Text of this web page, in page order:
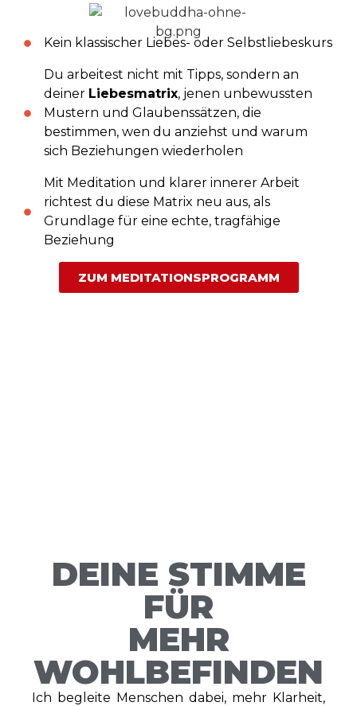
Kein klassischer Liebes- oder Selbstliebeskurs
Du arbeitest nicht mit Tipps, sondern an
deiner Liebesmatrix, jenen unbewussten
Mustern und Glaubenssätzen, die
bestimmen, wen du anziehst und warum
sich Beziehungen wiederholen
Mit Meditation und klarer innerer Arbeit
richtest du diese Matrix neu aus, als
Grundlage für eine echte, tragfähige
Beziehung
ZUM MEDITATIONSPROGRAMM
DEINE STIMME
FÜR
MEHR
WOHLBEFINDEN
Ich begleite Menschen dabei, mehr Klarheit,